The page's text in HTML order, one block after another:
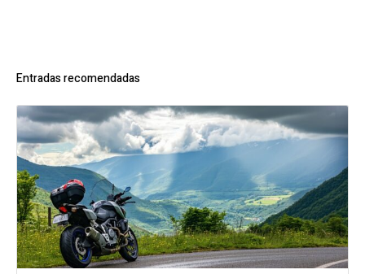
Entradas recomendadas